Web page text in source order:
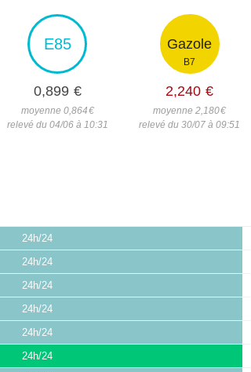
E85
0,899 €
moyenne 0,864€
relevé du 04/06 à 10:31
Gazole
B7
2,240 €
moyenne 2,180€
relevé du 30/07 à 09:51
24h/24
24h/24
24h/24
24h/24
24h/24
24h/24